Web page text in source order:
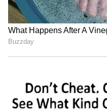
ಮರುಕಳಿಸಬಾರದು.
ಆಗ್ರಹಿಸಿದ್ದಾರೆ.